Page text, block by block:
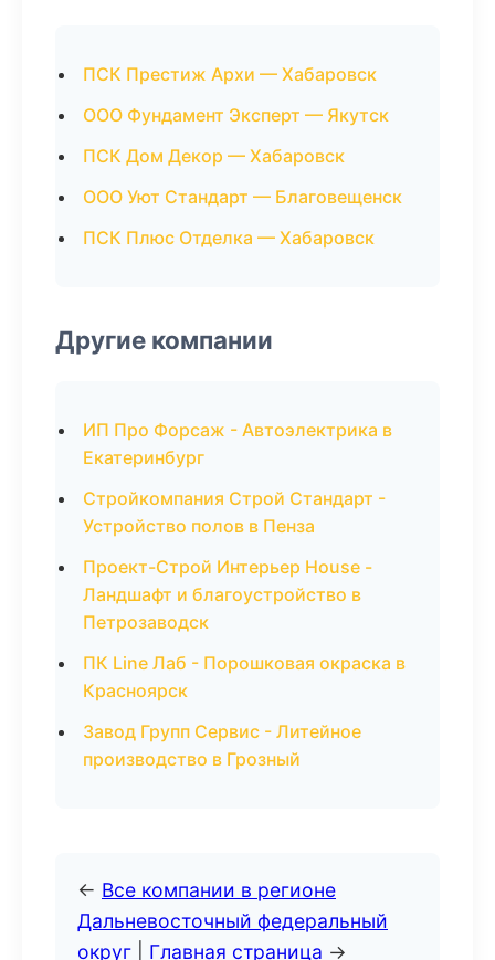
ПСК Престиж Архи — Хабаровск
ООО Фундамент Эксперт — Якутск
ПСК Дом Декор — Хабаровск
ООО Уют Стандарт — Благовещенск
ПСК Плюс Отделка — Хабаровск
Другие компании
ИП Про Форсаж - Автоэлектрика в
Екатеринбург
Стройкомпания Строй Стандарт -
Устройство полов в Пенза
Проект-Строй Интерьер House -
Ландшафт и благоустройство в
Петрозаводск
ПК Line Лаб - Порошковая окраска в
Красноярск
Завод Групп Сервис - Литейное
производство в Грозный
← Все компании в регионе
Дальневосточный федеральный
округ
Главная страница →